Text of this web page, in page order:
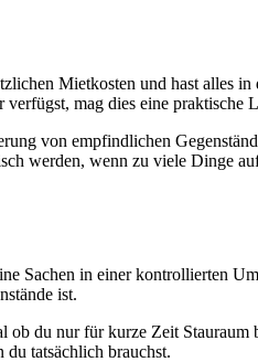
Mietkosten und hast alles
mag dies eine praktische
von empfindlichen
werden, wenn zu viele Dinge
Sachen in einer kontrollierten
ist.
du nur für kurze Zeit
tatsächlich brauchst.